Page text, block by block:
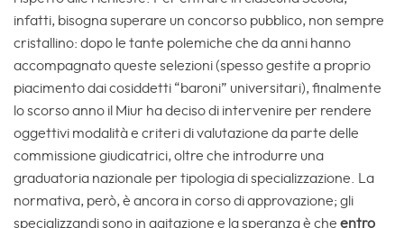
infatti, bisogna superare un concorso pubblico, non sempre
cristallino: dopo le tante polemiche che da anni hanno
accompagnato queste selezioni (spesso gestite a proprio
piacimento dai cosiddetti “baroni” universitari), finalmente
lo scorso anno il Miur ha deciso di intervenire per rendere
oggettivi modalità e criteri di valutazione da parte delle
commissione giudicatrici, oltre che introdurre una
graduatoria nazionale per tipologia di specializzazione. La
normativa, però, è ancora in corso di approvazione; gli
specializzandi sono in agitazione e la speranza è che entro